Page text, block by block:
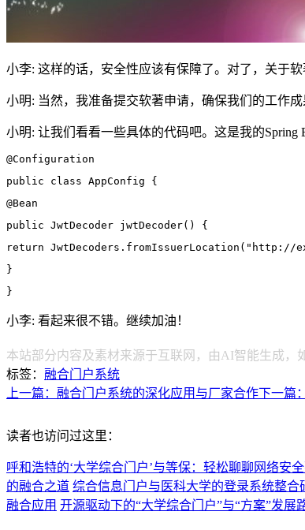
小李: 这样的话，安全性应该有保障了。对了，关于软
小明: 当然，我准备提交软著申请，确保我们的工作成
小明: 让我们看看一些具体的代码吧。这是我的Spring
@Configuration
public class AppConfig {
@Bean
public JwtDecoder jwtDecoder() {
return JwtDecoders.fromIssuerLocation("http://
}
}
小李: 看起来很不错。继续加油！
本站部分内容及素材来源于互联网，由AI智能生成，
标签： 融合门户系统
上一篇：融合门户系统的深化应用与厂家合作下一篇
读者也访问过这里：
呼和浩特的‘大学综合门户’与等保：轻松聊聊网络安
的融合之道 综合信息门户与医科大学的登录系统整合
融合应用 开源驱动下的“大学综合门户”与“方案”发展